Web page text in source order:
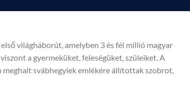
világháborút, amelyben 3 és fél millió magyar
a gyermeküket, feleségüket, szüleiket. A
svábhegyiek emlékére állítottak szobrot,